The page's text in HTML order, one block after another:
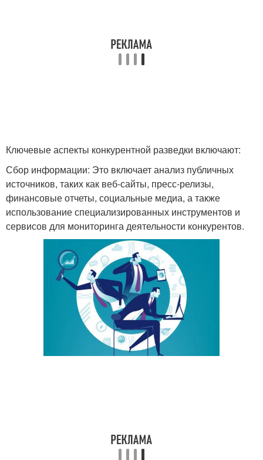
Ключевые аспекты конкурентной разведки включают:
Сбор информации: Это включает анализ публичных
источников, таких как веб-сайты, пресс-релизы,
финансовые отчеты, социальные медиа, а также
использование специализированных инструментов и
сервисов для мониторинга деятельности конкурентов.